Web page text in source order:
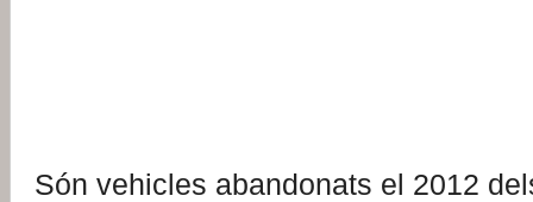
Són vehicles abandonats el 2012